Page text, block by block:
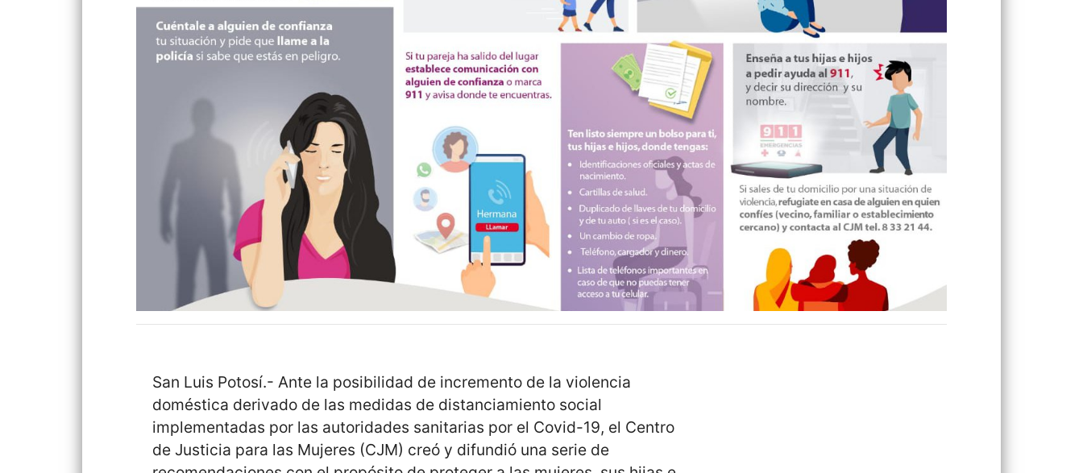
San Luis Potosí.- Ante la posibilidad de incremento de la violencia
doméstica derivado de las medidas de distanciamiento social
implementadas por las autoridades sanitarias por el Covid-19, el Centro
de Justicia para las Mujeres (CJM) creó y difundió una serie de